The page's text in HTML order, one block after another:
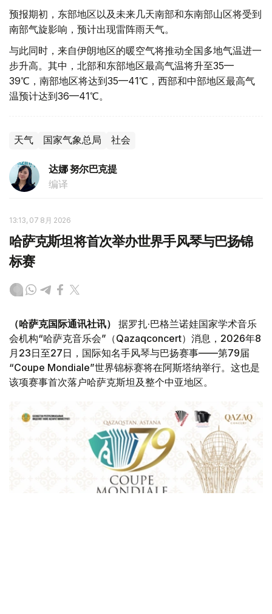
预报期初，东部地区以及未来几天南部和东南部山区将受到
南部气旋影响，预计出现雷阵雨天气。
与此同时，来自伊朗地区的暖空气将推动全国多地气温进一
步升高。其中，北部和东部地区最高气温将升至35—
39℃，南部地区将达到35—41℃，西部和中部地区最高气
温预计达到36—41℃。
天气 国家气象总局 社会
达娜 努尔巴克提
编译
13:13, 07 8月 2026
哈萨克斯坦将首次举办世界手风琴与巴扬锦
标赛
（哈萨克国际通讯社讯）
据罗扎·巴格兰诺娃国家学术音乐
会机构“哈萨克音乐会”（Qazaqconcert）消息，2026年8
月23日至27日，国际知名手风琴与巴扬赛事——第79届
“Coupe Mondiale”世界锦标赛将在阿斯塔纳举行。这也是
该项赛事首次落户哈萨克斯坦及整个中亚地区。